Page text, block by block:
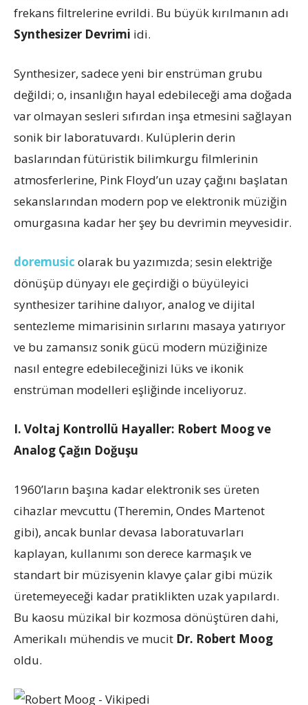
frekans filtrelerine evrildi. Bu büyük kırılmanın adı
Synthesizer Devrimi idi.
Synthesizer, sadece yeni bir enstrüman grubu
değildi; o, insanlığın hayal edebileceği ama doğada
var olmayan sesleri sıfırdan inşa etmesini sağlayan
sonik bir laboratuvardı. Kulüplerin derin
baslarından fütüristik bilimkurgu filmlerinin
atmosferlerine, Pink Floyd’un uzay çağını başlatan
sekanslarından modern pop ve elektronik müziğin
omurgasına kadar her şey bu devrimin meyvesidir.
doremusic olarak bu yazımızda; sesin elektriğe
dönüşüp dünyayı ele geçirdiği o büyüleyici
synthesizer tarihine dalıyor, analog ve dijital
sentezleme mimarisinin sırlarını masaya yatırıyor
ve bu zamansız sonik gücü modern müziğinize
nasıl entegre edebileceğinizi lüks ve ikonik
enstrüman modelleri eşliğinde inceliyoruz.
I. Voltaj Kontrollü Hayaller: Robert Moog ve
Analog Çağın Doğuşu
1960’ların başına kadar elektronik ses üreten
cihazlar mevcuttu (Theremin, Ondes Martenot
gibi), ancak bunlar devasa laboratuvarları
kaplayan, kullanımı son derece karmaşık ve
standart bir müzisyenin klavye çalar gibi müzik
üretemeyeceği kadar pratiklikten uzak yapılardı.
Bu kaosu müzikal bir kozmosa dönüştüren dahi,
Amerikalı mühendis ve mucit Dr. Robert Moog
oldu.